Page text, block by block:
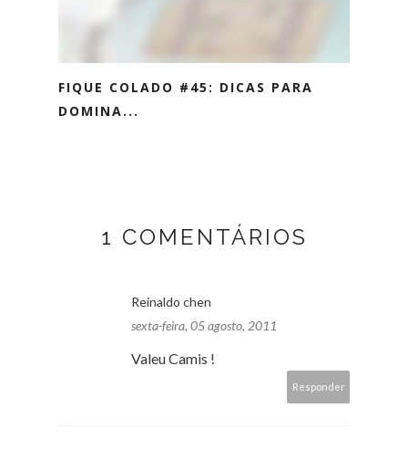
FIQUE COLADO #45: DICAS PARA
DOMINA...
1 COMENTÁRIOS
Reinaldo chen
sexta-feira, 05 agosto, 2011
Valeu Camis !
Responder